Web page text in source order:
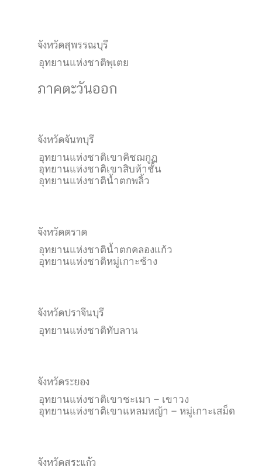
จังหวัดสุพรรณบุรี
อุทยานแห่งชาติพุเตย
ภาคตะวันออก
จังหวัดจันทบุรี
อุทยานแห่งชาติเขาคิชฌกูฏ
อุทยานแห่งชาติเขาสิบห้าชั้น
อุทยานแห่งชาติน้ำตกพลิ้ว
จังหวัดตราด
อุทยานแห่งชาติน้ำตกคลองแก้ว
อุทยานแห่งชาติหมู่เกาะช้าง
จังหวัดปราจีนบุรี
อุทยานแห่งชาติทับลาน
จังหวัดระยอง
อุทยานแห่งชาติเขาชะเมา – เขาวง
อุทยานแห่งชาติเขาแหลมหญ้า – หมู่เกาะเสม็ด
จังหวัดสระแก้ว